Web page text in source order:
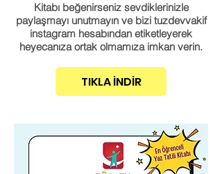
Kitabı beğenirseniz sevdiklerinizle
paylaşmayı unutmayın ve bizi tuzdevvakif
instagram hesabından etiketleyerek
heyecanıza ortak olmamıza imkan verin.
TIKLA İNDİR